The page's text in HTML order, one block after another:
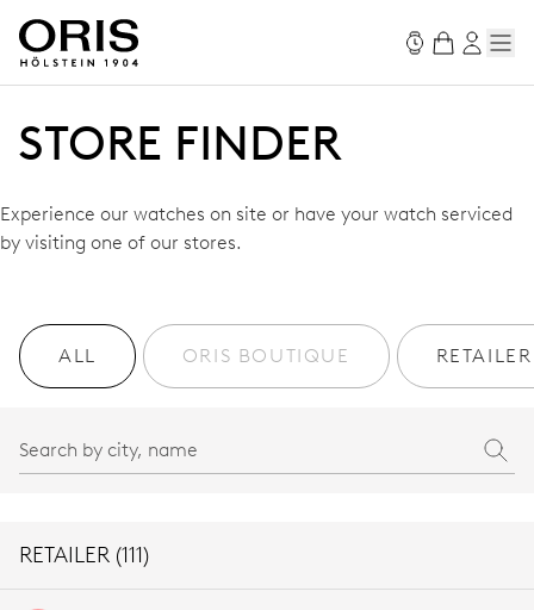
STORE FINDER
Experience our watches on site or have your watch serviced
by visiting one of our stores.
ALL ORIS BOUTIQUE RETAILER
RETAILER (111)